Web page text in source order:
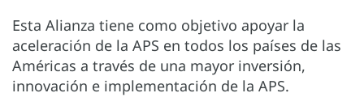
Esta Alianza tiene como objetivo apoyar la
aceleración de la APS en todos los países de las
Américas a través de una mayor inversión,
innovación e implementación de la APS.